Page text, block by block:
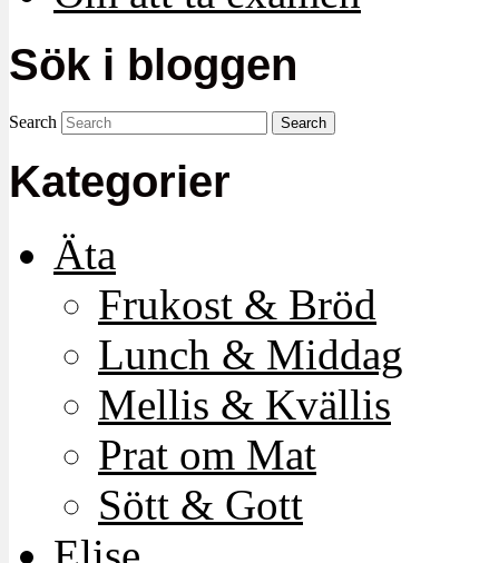
Sök i bloggen
Search
Kategorier
Äta
Frukost & Bröd
Lunch & Middag
Mellis & Kvällis
Prat om Mat
Sött & Gott